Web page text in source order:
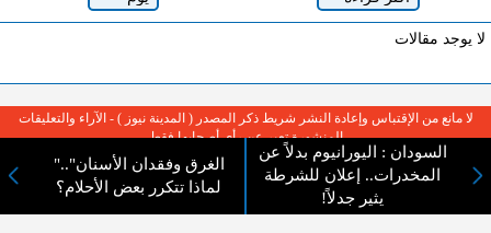
لا يوجد مقالات
السودان : اليورانيوم بدلاً عن
المخدرات.. إعلان للشرطة
يثير جدلاً!
"الغرق وفقدان الأسنان"..
لماذا تتكرر بعض الأحلام؟
لا مانع من الإقتباس وإعادة النشر شريط ذكر المصدر ( المدينة نيوز ) - الآراء والتعليقات
المنشورة تعبر عن رأي أصحابها فقط